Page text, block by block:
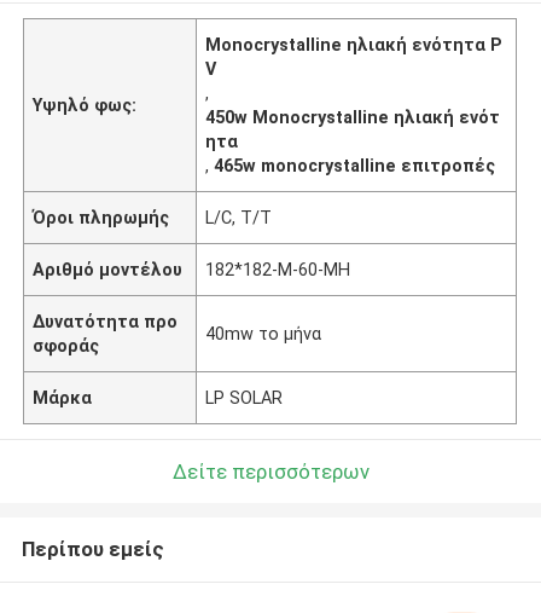
Υψηλό φως:
Monocrystalline ηλιακή ενότητα P
V
,
450w Monocrystalline ηλιακή ενότ
ητα
,465w monocrystalline επιτροπές
Όροι πληρωμής L/C, T/T
Αριθμό μοντέλου 182*182-M-60-MH
Δυνατότητα προ
σφοράς
40mw το μήνα
Μάρκα LP SOLAR
Δείτε περισσότερων
Περίπου εμείς